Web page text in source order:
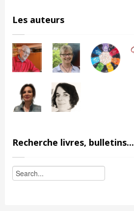
Les auteurs
Recherche livres, bulletins...